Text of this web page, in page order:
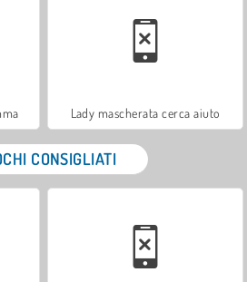
Lady mascherata cerca aiuto
CONSIGLIATI